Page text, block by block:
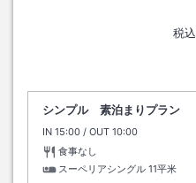
税込
シンプル 素泊まりプラン
IN チェックイン
15:00 / OUT チェックアウト
10:00
食事なし
スーペリアシングル 11平米